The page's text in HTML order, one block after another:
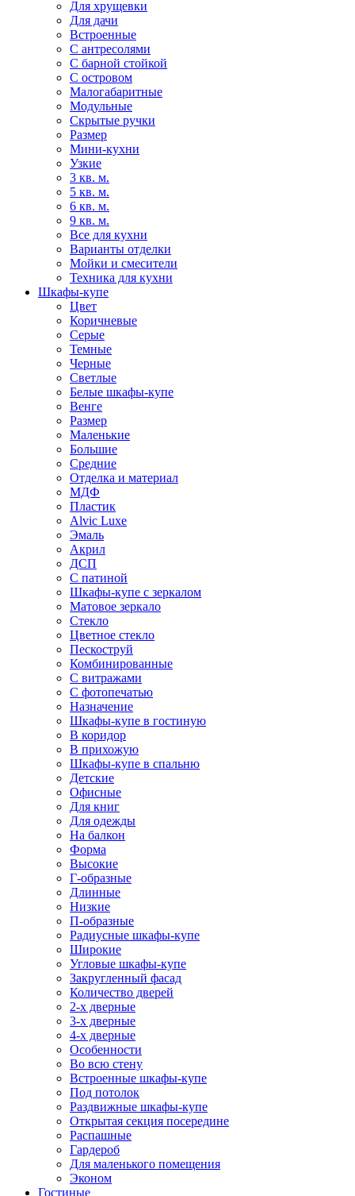
Для хрущевки
Для дачи
Встроенные
С антресолями
С барной стойкой
С островом
Малогабаритные
Модульные
Скрытые ручки
Размер
Мини-кухни
Узкие
3 кв. м.
5 кв. м.
6 кв. м.
9 кв. м.
Все для кухни
Варианты отделки
Мойки и смесители
Техника для кухни
Шкафы-купе
Цвет
Коричневые
Серые
Темные
Черные
Светлые
Белые шкафы-купе
Венге
Размер
Маленькие
Большие
Средние
Отделка и материал
МДФ
Пластик
Alvic Luxe
Эмаль
Акрил
ДСП
С патиной
Шкафы-купе с зеркалом
Матовое зеркало
Стекло
Цветное стекло
Пескоструй
Комбинированные
С витражами
С фотопечатью
Назначение
Шкафы-купе в гостиную
В коридор
В прихожую
Шкафы-купе в спальню
Детские
Офисные
Для книг
Для одежды
На балкон
Форма
Высокие
Г-образные
Длинные
Низкие
П-образные
Радиусные шкафы-купе
Широкие
Угловые шкафы-купе
Закругленный фасад
Количество дверей
2-х дверные
3-х дверные
4-х дверные
Особенности
Во всю стену
Встроенные шкафы-купе
Под потолок
Раздвижные шкафы-купе
Открытая секция посередине
Распашные
Гардероб
Для маленького помещения
Эконом
Гостиные